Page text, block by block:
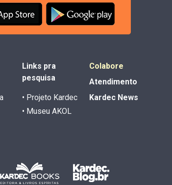
Links pra
pesquisa
• Projeto Kardec
• Museu AKOL
Colabore
Atendimento
Kardec News